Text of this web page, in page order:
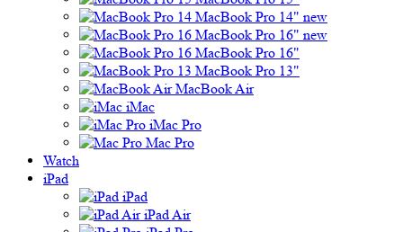
MacBook Pro 14" new
MacBook Pro 16" new
MacBook Pro 16"
MacBook Pro 13"
MacBook Air
iMac
iMac Pro
Mac Pro
Watch
iPad
iPad
iPad Air